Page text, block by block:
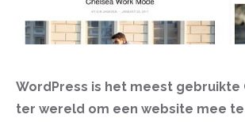
WordPress is het meest gebruikte
ter wereld om een website mee te